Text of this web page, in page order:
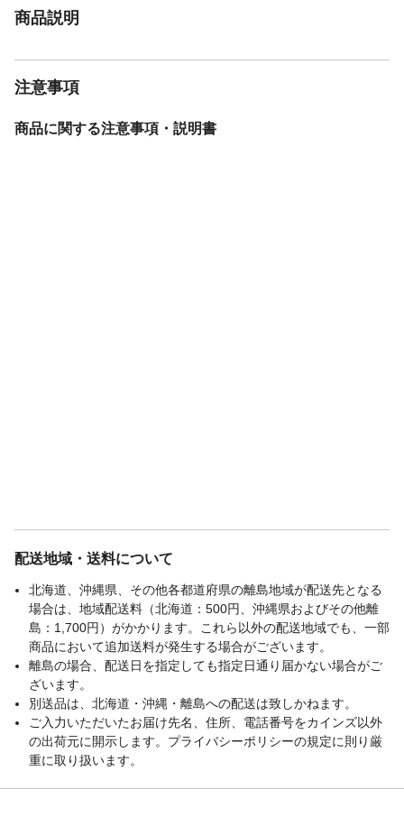
商品説明
注意事項
商品に関する注意事項・説明書
配送地域・送料について
北海道、沖縄県、その他各都道府県の離島地域が配送先となる
場合は、地域配送料（北海道：500円、沖縄県およびその他離
島：1,700円）がかかります。これら以外の配送地域でも、一部
商品において追加送料が発生する場合がございます。
離島の場合、配送日を指定しても指定日通り届かない場合がご
ざいます。
別送品は、北海道・沖縄・離島への配送は致しかねます。
ご入力いただいたお届け先名、住所、電話番号をカインズ以外
の出荷元に開示します。プライバシーポリシーの規定に則り厳
重に取り扱います。